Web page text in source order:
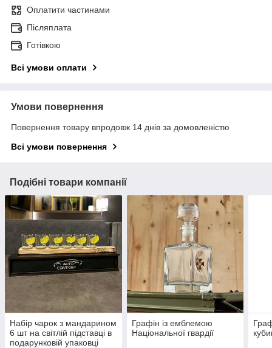
Оплатити частинами
Післяплата
Готівкою
Всі умови оплати
Умови повернення
Повернення товару впродовж 14 днів за домовленістю
Всі умови повернення
Подібні товари компанії
Набір чарок з мандарином
6 шт на світлій підставці в
подарунковій упаковці
Графін із емблемою
Національної гвардії